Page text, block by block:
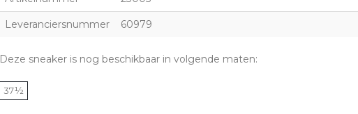
Leveranciersnummer 60979
Deze sneaker is nog beschikbaar in volgende maten:
37½